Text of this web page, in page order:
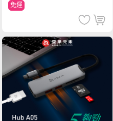
免運